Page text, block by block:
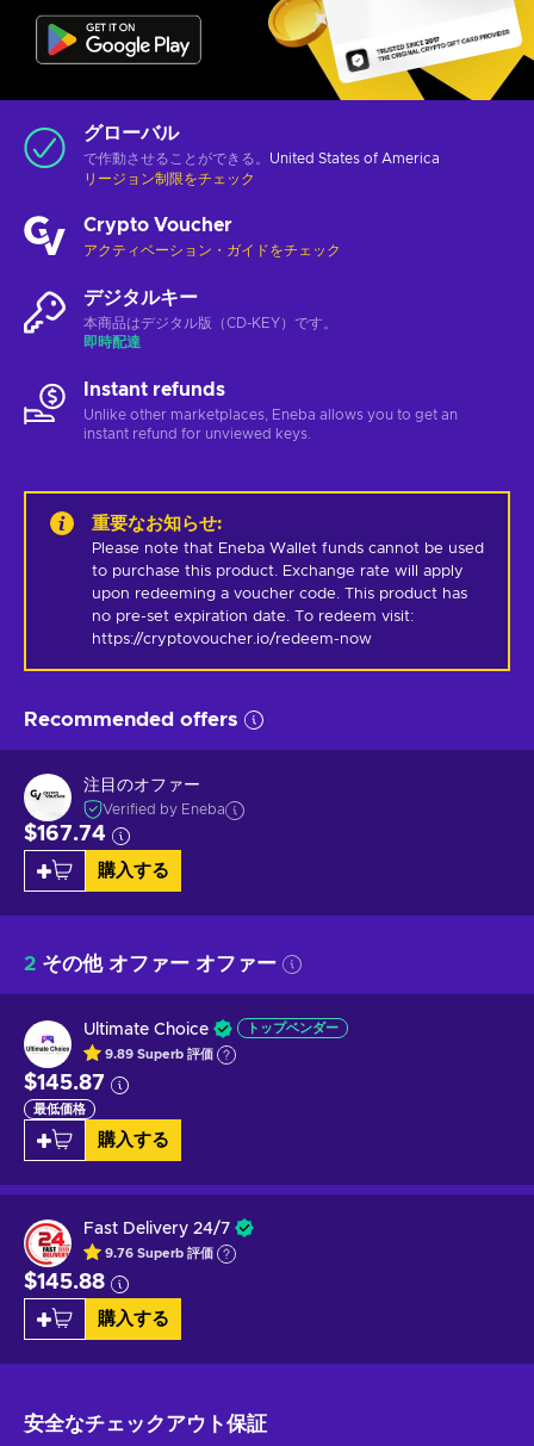
グローバル
で作動させることができる。 United States of America
リージョン制限をチェック
Crypto Voucher
アクティベーション・ガイドをチェック
デジタルキー
本商品はデジタル版（CD-KEY）です。
即時配達
Instant refunds
Unlike other marketplaces, Eneba allows you to get an
instant refund for unviewed keys.
重要なお知らせ:
Please note that Eneba Wallet funds cannot be used
to purchase this product. Exchange rate will apply
upon redeeming a voucher code. This product has
no pre-set expiration date. To redeem visit:
https://cryptovoucher.io/redeem-now
Recommended offers
注目のオファー
Verified by Eneba
$167.74
購入する
2 その他 オファー オファー
Ultimate Choice トップベンダー
9.89 Superb 評価
$145.87
最低価格
購入する
Fast Delivery 24/7
9.76 Superb 評価
$145.88
購入する
安全なチェックアウト保証